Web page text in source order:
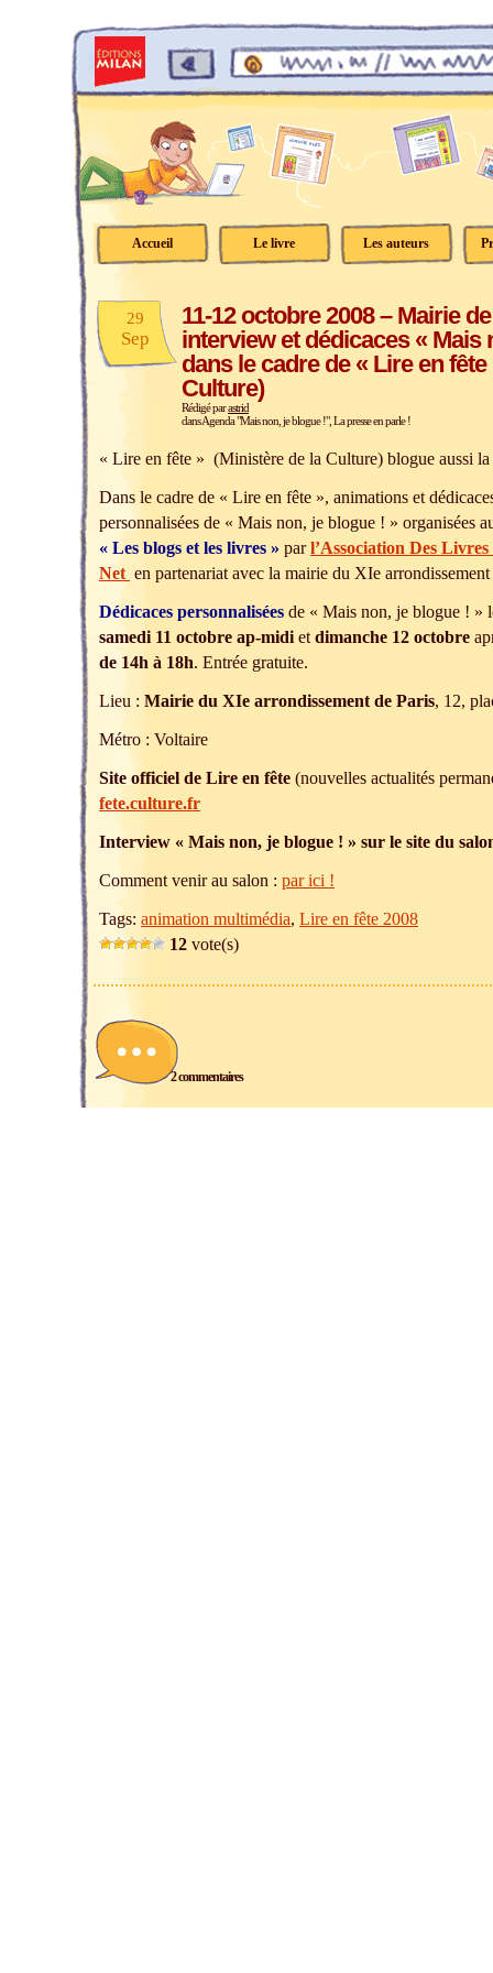
Accueil Le livre Les auteurs
29
Sep
11-12 octobre 2008 – Mairie
interview et dédicaces « Mais
dans le cadre de « Lire en
Culture)
Rédigé parastrid
dansAgenda "Mais non, je blogue !", La presse en parle !
« Lire en fête » (Ministère de la Culture) blogue aussi la
Dans le cadre de « Lire en fête », animations et
personnalisées de « Mais non, je blogue ! » organisées
« Les blogs et les livres » parl’Association Des Livres
Net en partenariat avec la mairie du XIe arrondissement
Dédicaces personnalisées de « Mais non, je blogue ! »
samedi 11 octobre ap-midi et dimanche 12 octobre
de 14h à 18h. Entrée gratuite.
Lieu : Mairie du XIe arrondissement de Paris, 12,
Métro : Voltaire
Site officiel de Lire en fête (nouvelles actualités
fete.culture.fr
Interview « Mais non, je blogue ! » sur le site du
Comment venir au salon : par ici !
Tags: animation multimédia, Lire en fête 2008
12 vote(s)
2 commentaires